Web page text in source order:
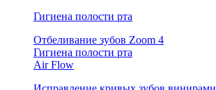
Гигиена полости рта
Отбеливание зубов Zoom 4
Гигиена полости рта
Air Flow